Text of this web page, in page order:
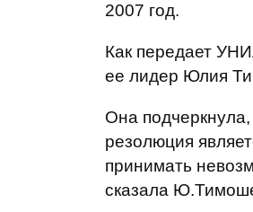
2007 год.
Как передает
ее лидер Юлия
Она
резолюция
принимать
сказала